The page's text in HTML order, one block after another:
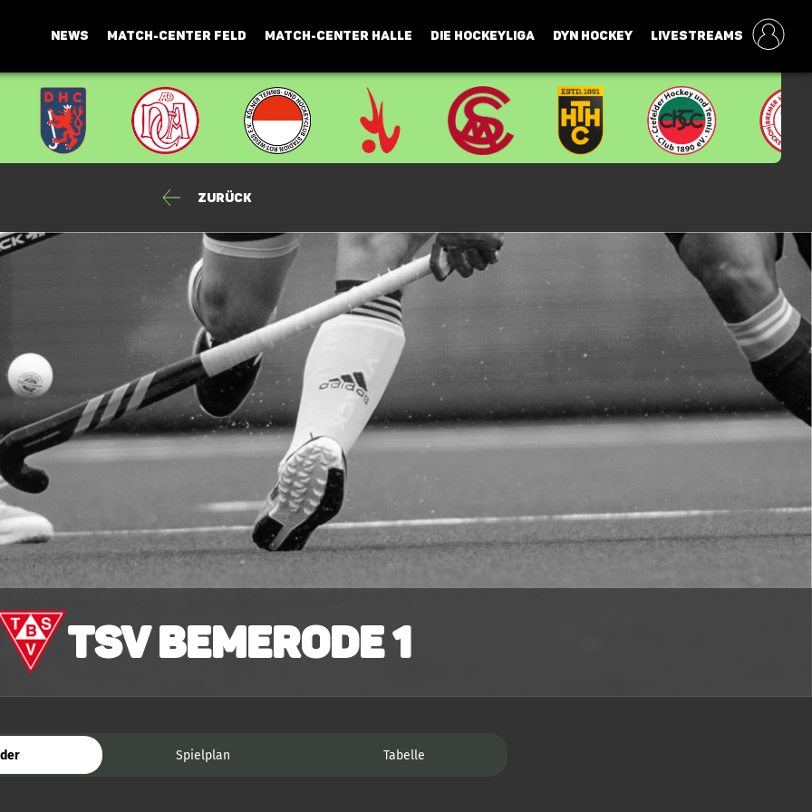
NEWS MATCH-CENTER FELD MATCH-CENTER HALLE DIE HOCKEYLIGA DYN HOCKEY LIVESTREAMS
Zurück
TSV Bemerode 1
Spielplan Tabelle